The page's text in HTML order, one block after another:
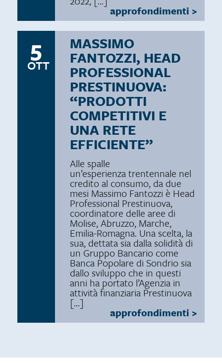
approfondimenti >
5
OTT
MASSIMO
FANTOZZI, HEAD
PROFESSIONAL
PRESTINUOVA:
“PRODOTTI
COMPETITIVI E
UNA RETE
EFFICIENTE”
Alle spalle
un’esperienza trentennale nel
credito al consumo, da due
mesi Massimo Fantozzi è Head
Professional Prestinuova,
coordinatore delle aree di
Molise, Abruzzo, Marche,
Emilia-Romagna. Una scelta, la
sua, dettata sia dalla solidità di
un Gruppo Bancario come
Banca Popolare di Sondrio sia
dallo sviluppo che in questi
anni ha portato l’Agenzia in
attività finanziaria Prestinuova
[…]
approfondimenti >